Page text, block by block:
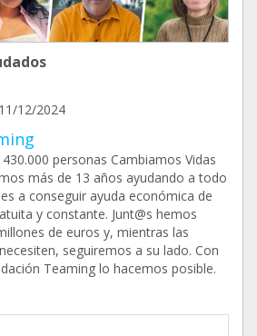
11/12/2024
personas Cambiamos Vidas
más de 13 años ayudando a todo
a conseguir ayuda económica de
y constante. Junt@s hemos
de euros y, mientras las
seguiremos a su lado. Con
Teaming lo hacemos posible.